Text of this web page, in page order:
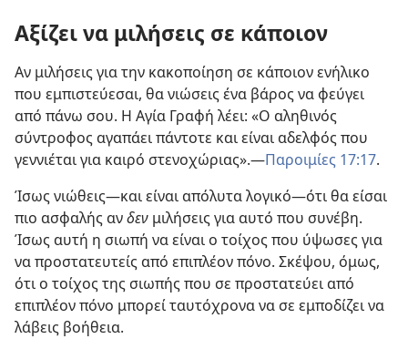
Αξίζει να μιλήσεις σε κάποιον
Αν μιλήσεις για την κακοποίηση σε κάποιον ενήλικο
που εμπιστεύεσαι, θα νιώσεις ένα βάρος να φεύγει
από πάνω σου. Η Αγία Γραφή λέει: «Ο αληθινός
σύντροφος αγαπάει πάντοτε και είναι αδελφός που
γεννιέται για καιρό στενοχώριας».—Παροιμίες 17:17.
Ίσως νιώθεις—και είναι απόλυτα λογικό—ότι θα είσαι
πιο ασφαλής ανδεν μιλήσεις για αυτό που συνέβη.
Ίσως αυτή η σιωπή να είναι ο τοίχος που ύψωσες για
να προστατευτείς από επιπλέον πόνο. Σκέψου, όμως,
ότι ο τοίχος της σιωπής που σε προστατεύει από
επιπλέον πόνο μπορεί ταυτόχρονα να σε εμποδίζει να
λάβεις βοήθεια.